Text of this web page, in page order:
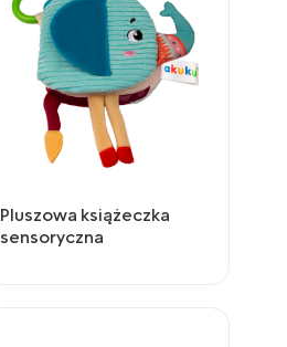
Pluszowa książeczka
sensoryczna